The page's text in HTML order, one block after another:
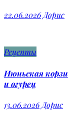
22.06.2026Дорис
Рецепты
Июньская
и огурец
13.06.2026 Дорис